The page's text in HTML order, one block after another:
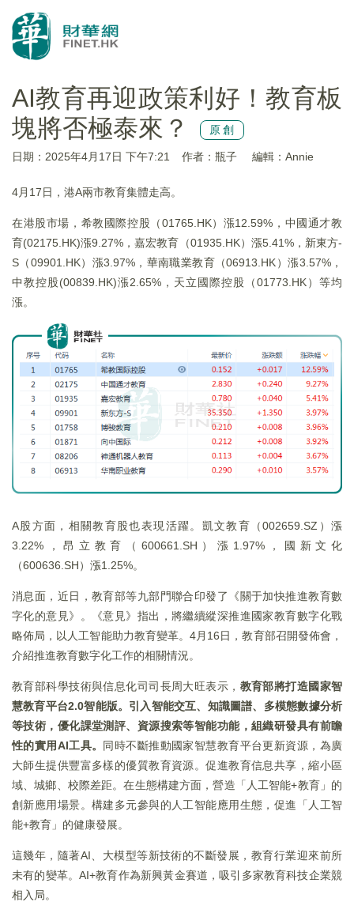
AI教育再迎政策利好！教育板
塊將否極泰來？
原創
日期：2025年4月17日 下午7:21 作者：瓶子 編輯：Annie
4月17日，港A兩市教育集體走高。
在港股市場，希教國際控股（01765.HK）漲12.59%，中國通才教
育(02175.HK)漲9.27%，嘉宏教育（01935.HK）漲5.41%，新東方-
S（09901.HK）漲3.97%，華南職業教育（06913.HK）漲3.57%，
中教控股(00839.HK)漲2.65%，天立國際控股（01773.HK）等均
漲。
A股方面，相關教育股也表現活躍。凱文教育（002659.SZ）漲
3.22%，昂立教育（600661.SH）漲1.97%，國新文化
（600636.SH）漲1.25%。
消息面，近日，教育部等九部門聯合印發了《關于加快推進教育數
字化的意見》。《意見》指出，將繼續縱深推進國家教育數字化戰
略佈局，以人工智能助力教育變革。4月16日，教育部召開發佈會，
介紹推進教育數字化工作的相關情況。
教育部科學技術與信息化司司長周大旺表示， 教育部將打造國家智
慧教育平台2.0智能版。引入智能交互、知識圖譜、多模態數據分析
等技術，優化課堂測評、資源搜索等智能功能，組織研發具有前瞻
性的實用AI工具。 同時不斷推動國家智慧教育平台更新資源，為廣
大師生提供豐富多樣的優質教育資源。促進教育信息共享，縮小區
域、城鄉、校際差距。在生態構建方面，營造「人工智能+教育」的
創新應用場景。構建多元參與的人工智能應用生態，促進「人工智
能+教育」的健康發展。
這幾年，隨著AI、大模型等新技術的不斷發展，教育行業迎來前所
未有的變革。AI+教育作為新興黃金賽道，吸引多家教育科技企業競
相入局。